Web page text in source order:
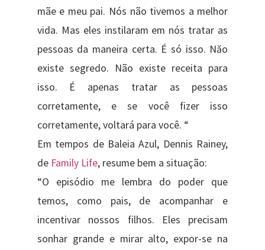
mãe e meu pai. Nós não tivemos a melhor
vida. Mas eles instilaram em nós tratar as
pessoas da maneira certa. É só isso. Năo
existe segredo. Não existe receita para
isso. É apenas tratar as pessoas
corretamente, e se você fizer isso
corretamente, voltará para você. “
Em tempos de Baleia Azul, Dennis Rainey,
de Family Life, resume bem a situação:
“O episódio me lembra do poder que
temos, como pais, de acompanhar e
incentivar nossos filhos. Eles precisam
sonhar grande e mirar alto, expor-se na